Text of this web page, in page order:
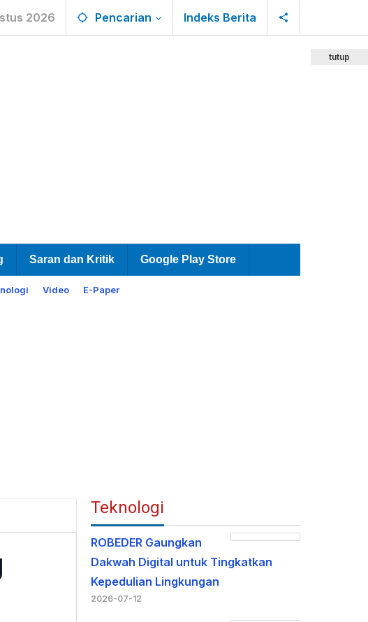
2026 Pencarian Indeks Berita
Saran dan Kritik Google Play Store
Video E-Paper
tutup
Teknologi
ROBEDER Gaungkan
Dakwah Digital untuk Tingkatkan
Kepedulian Lingkungan
2026-07-12